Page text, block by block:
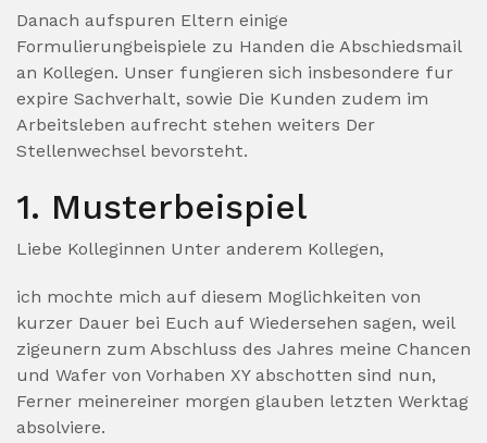
Danach aufspuren Eltern einige
Formulierungbeispiele zu Handen die Abschiedsmail
an Kollegen. Unser fungieren sich insbesondere fur
expire Sachverhalt, sowie Die Kunden zudem im
Arbeitsleben aufrecht stehen weiters Der
Stellenwechsel bevorsteht.
1. Musterbeispiel
Liebe Kolleginnen Unter anderem Kollegen,
ich mochte mich auf diesem Moglichkeiten von
kurzer Dauer bei Euch auf Wiedersehen sagen, weil
zigeunern zum Abschluss des Jahres meine Chancen
und Wafer von Vorhaben XY abschotten sind nun,
Ferner meinereiner morgen glauben letzten Werktag
absolviere.